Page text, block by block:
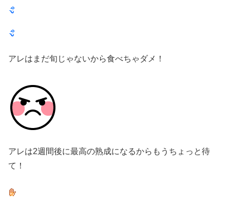
アレはまだ旬じゃないから食べちゃダメ！
アレは2週間後に最高の熟成になるからもうちょっと待
て！